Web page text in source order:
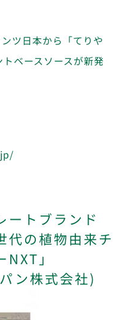
ツ日本から「てりや
ベースソースが新発
ートブランド
代の植物由来チ
」
ン株式会社)